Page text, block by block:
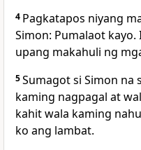
4 Pagkatapos niyang
Simon: Pumalaot
upang makahuli ng
5Sumagot si Simon na
kaming nagpagal at
kahit wala kaming
ko ang lambat.